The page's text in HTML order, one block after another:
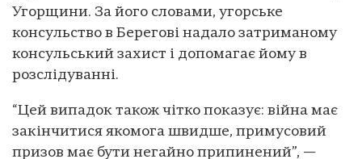
Угорщини. За його словами, угорське
консульство в Берегові надало затриманому
консульський захист і допомагає йому в
розслідуванні.
“Цей випадок також чітко показує: війна має
закінчитися якомога швидше, примусовий
призов має бути негайно припинений”, —